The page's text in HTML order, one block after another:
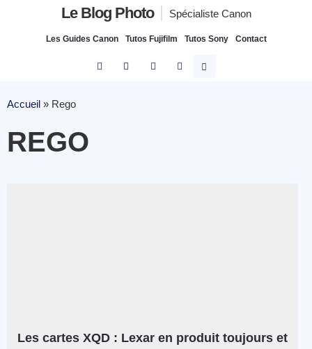
Le Blog Photo Spécialiste Canon
Les Guides Canon Tutos Fujifilm Tutos Sony Contact
Accueil » Rego
REGO
Les cartes XQD : Lexar en produit toujours et